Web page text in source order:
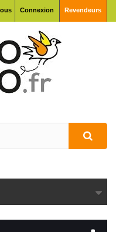
Connexion Revendeurs